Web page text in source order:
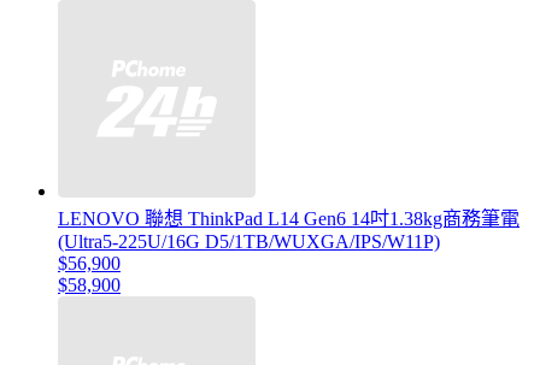
LENOVO 聯想 ThinkPad L14 Gen6 14吋1.38kg商務筆電
(Ultra5-225U/16G D5/1TB/WUXGA/IPS/W11P)
$56,900
$58,900